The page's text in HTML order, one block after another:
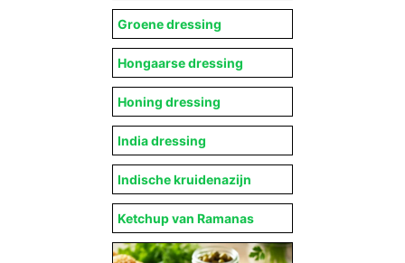
Groene dressing
Hongaarse dressing
Honing dressing
India dressing
Indische kruidenazijn
Ketchup van Ramanas